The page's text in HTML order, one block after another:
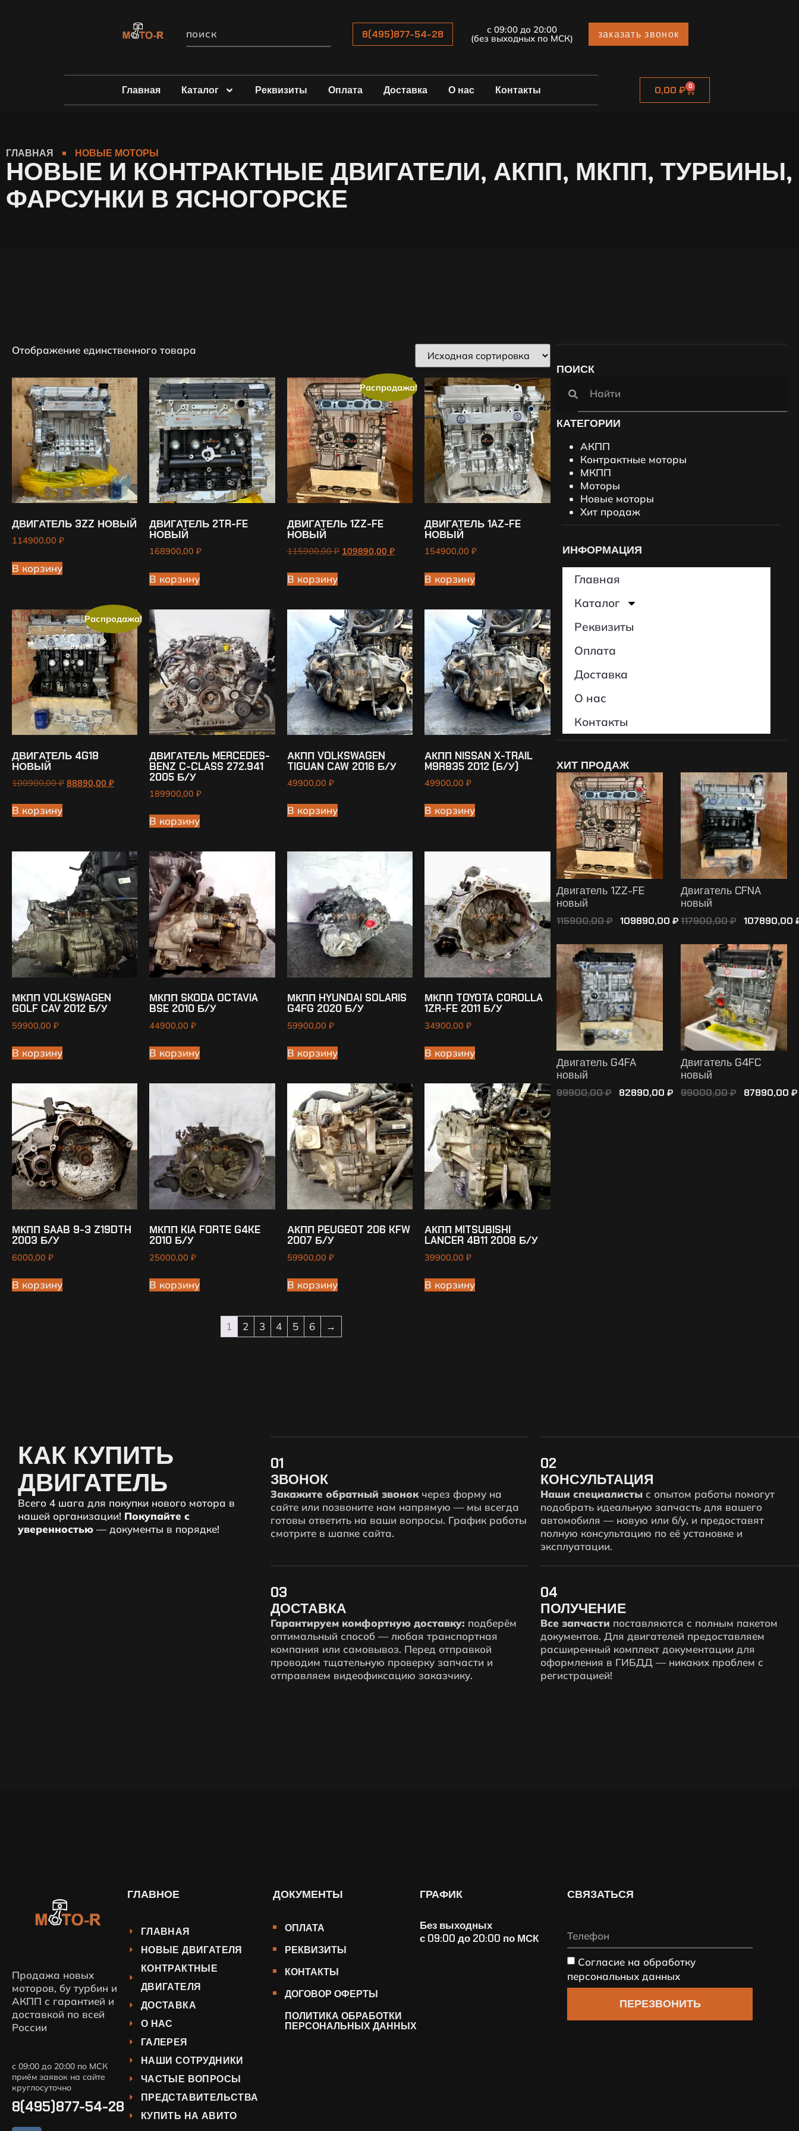
8(495)877-54-28 с 09:00 до 20:00
(без выходных по МСК) заказать звонок
Главная Каталог Реквизиты Оплата Доставка О нас Контакты 0,00₽ 0
ГЛАВНАЯ НОВЫЕ МОТОРЫ
НОВЫЕ И КОНТРАКТНЫЕ ДВИГАТЕЛИ, АКПП, МКПП, ТУРБИНЫ,
ФАРСУНКИ В ЯСНОГОРСКЕ
Отображение единственного товара
ДВИГАТЕЛЬ 3ZZ НОВЫЙ
114900,00 ₽
В корзину
ДВИГАТЕЛЬ 2TR-FE
НОВЫЙ
168900,00₽
В корзину
Распродажа!
ДВИГАТЕЛЬ 1ZZ-FE
НОВЫЙ
115900,00₽ 109890,00 ₽
В корзину
ДВИГАТЕЛЬ 1AZ-FE
НОВЫЙ
154900,00₽
В корзину
Распродажа!
ДВИГАТЕЛЬ 4G18
НОВЫЙ
100900,00₽ 88890,00 ₽
В корзину
ДВИГАТЕЛЬ MERCEDES-
BENZ C-CLASS 272.941
2005 Б/У
189900,00₽
В корзину
АКПП VOLKSWAGEN
TIGUAN CAW 2016 Б/У
49900,00 ₽
В корзину
АКПП NISSAN X-TRAIL
M9R835 2012 (Б/У)
49900,00₽
В корзину
МКПП VOLKSWAGEN
GOLF CAV 2012 Б/У
59900,00 ₽
В корзину
МКПП SKODA OCTAVIA
BSE 2010 Б/У
44900,00₽
В корзину
МКПП HYUNDAI SOLARIS
G4FG 2020 Б/У
59900,00 ₽
В корзину
МКПП TOYOTA COROLLA
1ZR-FE 2011 Б/У
34900,00₽
В корзину
МКПП SAAB 9-3 Z19DTH
2003 Б/У
6000,00 ₽
В корзину
МКПП KIA FORTE G4KE
2010 Б/У
25000,00₽
В корзину
АКПП PEUGEOT 206 KFW
2007 Б/У
59900,00 ₽
В корзину
АКПП MITSUBISHI
LANCER 4B11 2008 Б/У
39900,00₽
В корзину
1 2 3 4 5 6 →
ПОИСК
КАТЕГОРИИ
АКПП
Контрактные моторы
МКПП
Моторы
Новые моторы
Хит продаж
ИНФОРМАЦИЯ
Главная
Каталог
Реквизиты
Оплата
Доставка
О нас
Контакты
ХИТ ПРОДАЖ
Двигатель 1ZZ-FE
новый
115900,00₽ 109890,00 ₽В КОРЗИНУ
Двигатель CFNA
новый
117900,00₽ 107890,00
Двигатель G4FA
новый
99900,00₽ 82890,00 ₽В КОРЗИНУ
Двигатель G4FC
новый
99000,00₽ 87890,00 ₽
КАК КУПИТЬ
ДВИГАТЕЛЬ
Всего 4 шага для покупки нового мотора в
нашей организации! Покупайте с
уверенностью — документы в порядке!
01
ЗВОНОК
Закажите обратный звонокчерез форму на
сайте или позвоните нам напрямую — мы всегда
готовы ответить на ваши вопросы. График работы
смотрите в шапке сайта.
02
КОНСУЛЬТАЦИЯ
Наши специалисты с опытом работы помогут
подобрать идеальную запчасть для вашего
автомобиля — новую или б/у, и предоставят
полную консультацию по её установке и
эксплуатации.
03
ДОСТАВКА
Гарантируем комфортную доставку: подберём
оптимальный способ — любая транспортная
компания или самовывоз. Перед отправкой
проводим тщательную проверку запчасти и
отправляем видеофиксацию заказчику.
04
ПОЛУЧЕНИЕ
Все запчасти поставляются с полным пакетом
документов. Для двигателей предоставляем
расширенный комплект документации для
оформления в ГИБДД — никаких проблем с
регистрацией!
Продажа новых
моторов, бу турбин и
АКПП с гарантией и
доставкой по всей
России
с 09:00 до 20:00 по МСК
приём заявок на сайте
круглосуточно
8(495)877-54-28
ГЛАВНОЕ
ГЛАВНАЯ
НОВЫЕ ДВИГАТЕЛЯ
КОНТРАКТНЫЕ
ДВИГАТЕЛЯ
ДОСТАВКА
О НАС
ГАЛЕРЕЯ
НАШИ СОТРУДНИКИ
ЧАСТЫЕ ВОПРОСЫ
ПРЕДСТАВИТЕЛЬСТВА
КУПИТЬ НА АВИТО
ДОКУМЕНТЫ
ОПЛАТА
РЕКВИЗИТЫ
КОНТАКТЫ
ДОГОВОР ОФЕРТЫ
ПОЛИТИКА ОБРАБОТКИ
ПЕРСОНАЛЬНЫХ ДАННЫХ
ГРАФИК
Без выходных
с 09:00 до 20:00 по МСК
СВЯЗАТЬСЯ
Согласие на обработку
персональных данных
ПЕРЕЗВОНИТЬ